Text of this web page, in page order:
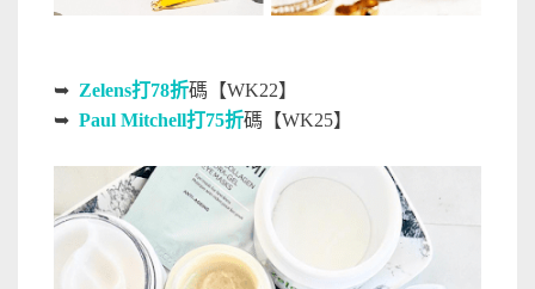
➥ Zelens打78折碼【WK22】
➥ Paul Mitchell打75折碼【WK25】